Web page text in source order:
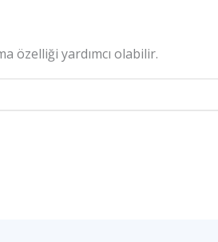
özelliği yardımcı olabilir.